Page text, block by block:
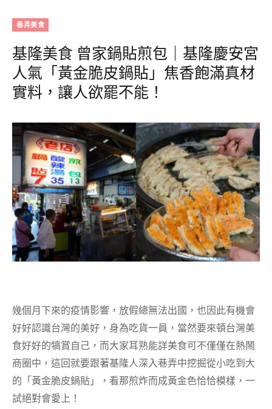
巷弄美食
基隆美食 曾家鍋貼煎包｜基隆慶安宮
人氣「黃金脆皮鍋貼」焦香飽滿真材
實料，讓人欲罷不能！
幾個月下來的疫情影響，放假總無法出國，也因此有機會
好好認識台灣的美好，身為吃貨一員，當然要來頓台灣美
食好好的犒賞自己，而大家耳熟能詳美食可不僅僅在熱鬧
商圈中，這回就要跟著基隆人深入巷弄中挖掘從小吃到大
的「黃金脆皮鍋貼」，看那煎炸而成黃金色恰恰模樣，一
試絕對會愛上！